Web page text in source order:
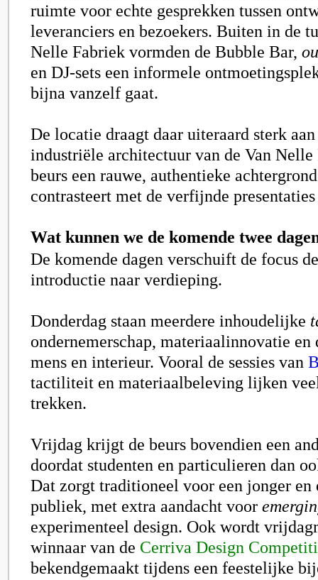
ruimte voor echte gesprekken tussen
leveranciers en bezoekers. Buiten in de
Nelle Fabriek vormden de Bubble Bar,
en DJ-sets een informele
bijna vanzelf gaat.
De locatie draagt daar uiteraard sterk
industriële architectuur van de Van Nelle
beurs een rauwe, authentieke
contrasteert met de verfijnde presentaties
Wat kunnen we de komende twee
De komende dagen verschuift de focus
introductie naar verdieping.
Donderdag staan meerdere inhoudelijke
ondernemerschap, materiaalinnovatie en
mens en interieur. Vooral de sessies van
tactiliteit en materiaalbeleving lijken
trekken.
Vrijdag krijgt de beurs bovendien een
doordat studenten en particulieren dan
Dat zorgt traditioneel voor een jonger en
publiek, met extra aandacht voor
experimenteel design. Ook wordt
winnaar van de Cerriva Design
bekendgemaakt tijdens een feestelijke